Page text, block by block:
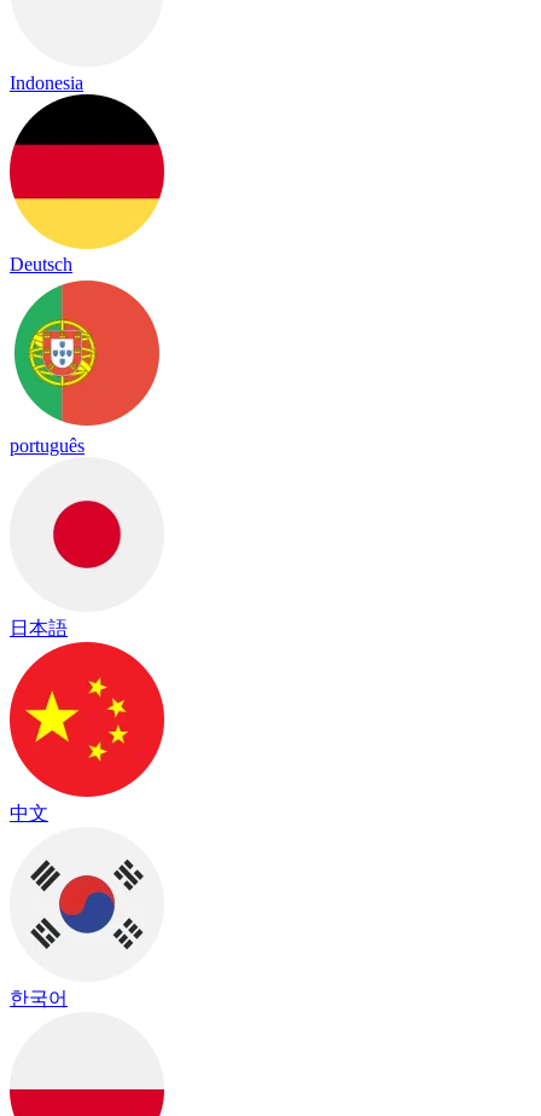
Indonesia
Deutsch
português
日本語
中文
한국어